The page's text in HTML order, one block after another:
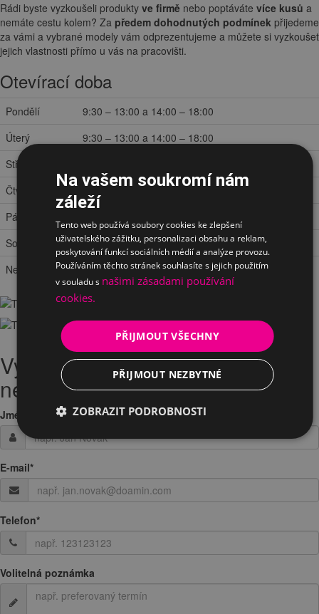
Rádi byste vyzkoušeli produkty ve firmě nebo poptáváte více kusů a
nemáte cestu kolem? Za předem dohodnutých podmínek přijedeme
za vámi a vybrané modely vám odprezentujeme a můžete si vyzkoušet
jejich vlastnosti přímo u vás na pracovišti.
Otevírací doba
Pondělí
9:30 – 13:00 a 14:00 – 18:00
Úterý
9:30 – 13:00 a 14:00 – 18:00
Středa
Čtvrtek
9:30 – 13:00 a 14:00 – 18:00
Pátek
Sobota
zavřeno
Neděle
zavřeno
Vyplněte Vaši žádost o testování
nebo zapůjčeni
Jméno / Firma
E-mail*
Telefon*
Volitelná poznámka
Na vašem soukromí nám
záleží
Tento web používá soubory cookies ke zlepšení
uživatelského zážitku, personalizaci obsahu a reklam,
poskytování funkcí sociálních médií a analýze provozu.
Používáním těchto stránek souhlasíte s jejich použitím
v souladu s našimi zásadami používání
cookies.
PŘIJMOUT VŠECHNY
PŘIJMOUT NEZBYTNÉ
ZOBRAZIT PODROBNOSTI